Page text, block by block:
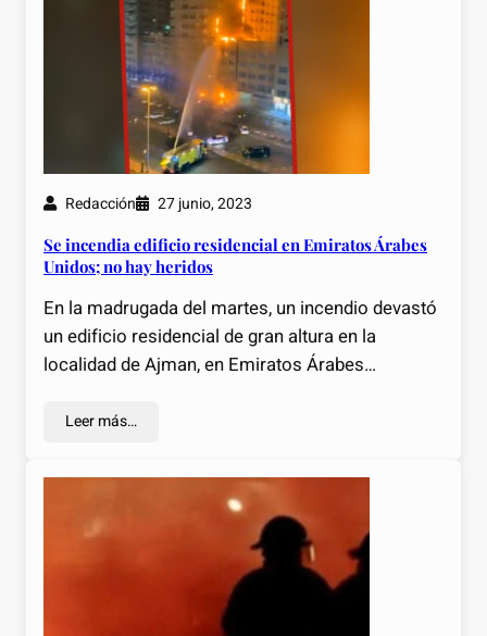
Redacción 27 junio, 2023
Se incendia edificio residencial en Emiratos Árabes
Unidos; no hay heridos
En la madrugada del martes, un incendio devastó
un edificio residencial de gran altura en la
localidad de Ajman, en Emiratos Árabes…
Leer más…